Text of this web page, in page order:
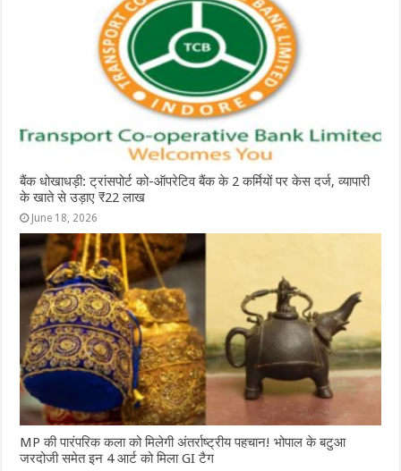
बैंक धोखाधड़ी: ट्रांसपोर्ट को-ऑपरेटिव बैंक के 2 कर्मियों पर केस दर्ज, व्यापारी
के खाते से उड़ाए ₹22 लाख
June 18, 2026
MP की पारंपरिक कला को मिलेगी अंतर्राष्ट्रीय पहचान! भोपाल के बटुआ
जरदोजी समेत इन 4 आर्ट को मिला GI टैग